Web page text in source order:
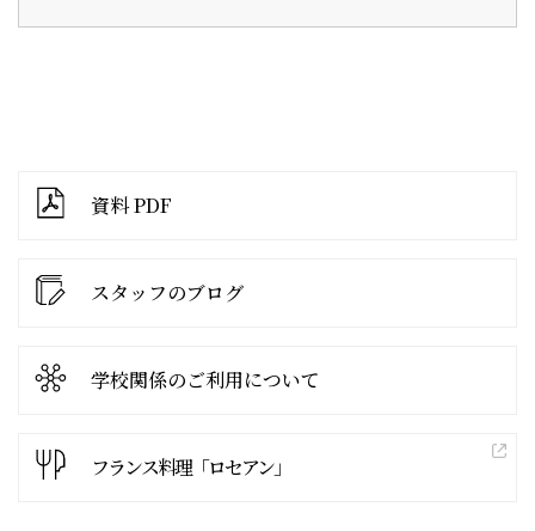
資料 PDF
スタッフのブログ
学校関係のご利用について
フランス料理「ロセアン」